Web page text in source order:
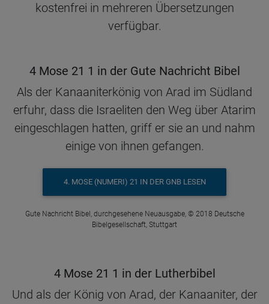
kostenfrei in mehreren Übersetzungen
verfügbar.
4 Mose 21 1 in der Gute Nachricht Bibel
Als der Kanaaniterkönig von Arad im Südland
erfuhr, dass die Israeliten den Weg über Atarim
eingeschlagen hatten, griff er sie an und nahm
einige von ihnen gefangen.
4. MOSE (NUMERI) 21 IN DER GNB LESEN
Gute Nachricht Bibel, durchgesehene Neuausgabe, © 2018 Deutsche
Bibelgesellschaft, Stuttgart
4 Mose 21 1 in der Lutherbibel
Und als der König von Arad, der Kanaaniter, der